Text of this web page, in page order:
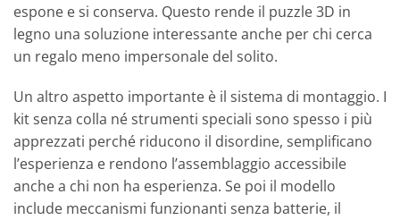
espone e si conserva. Questo rende il puzzle 3D in
legno una soluzione interessante anche per chi cerca
un regalo meno impersonale del solito.
Un altro aspetto importante è il sistema di montaggio. I
kit senza colla né strumenti speciali sono spesso i più
apprezzati perché riducono il disordine, semplificano
l’esperienza e rendono l’assemblaggio accessibile
anche a chi non ha esperienza. Se poi il modello
include meccanismi funzionanti senza batterie, il